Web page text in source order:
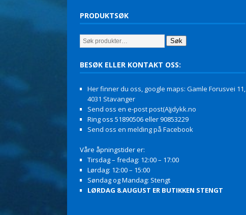
PRODUKTSØK
Søk
BESØK ELLER KONTAKT OSS:
Her finner du oss, google maps: Gamle Forusvei 11,
4031 Stavanger
Send oss en e-post post(A)jdykk.no
Ring oss 51890506 eller 90853229
Send oss en melding på Facebook
Våre åpningstider er:
Tirsdag – fredag: 12:00 – 17:00
Lørdag: 12:00 – 15:00
Søndag og Mandag: Stengt
LØRDAG 8.AUGUST ER BUTIKKEN STENGT